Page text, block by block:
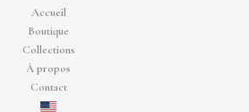
Accueil
Boutique
Collections
À propos
Contact